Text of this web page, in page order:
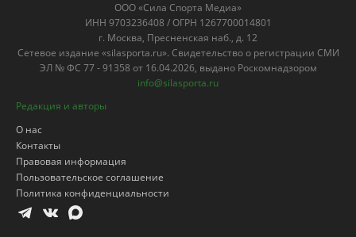
ООО «Сила Спорта Медиа»
ИНН 9703236408 / ОГРН 1267700014801
г. Москва, Пресненская наб., д. 12
Сетевое издание «silasporta.ru». Свидетельство о регистрации СМИ
ЭЛ № ФС 77 - 91358 от 16.04.2026, выдано Роскомнадзором
info@silasporta.ru
Редакция и авторы
О нас
Контакты
Правовая информация
Пользовательское соглашение
Политика конфиденциальности